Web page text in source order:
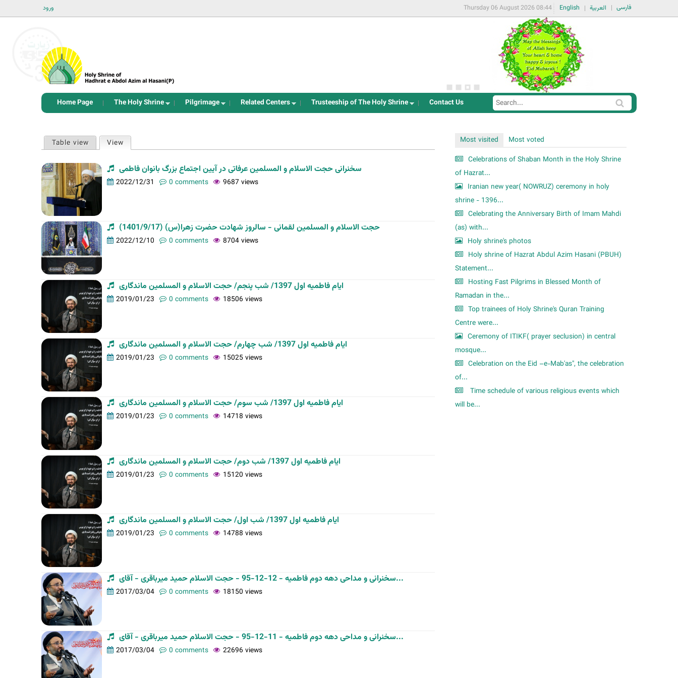
ورود فارسی العربية English
Thursday 06 August 2026 08:44
Home Page The Holy Shrine Pilgrimage Related Centers Trusteeship of The Holy Shrine Contact Us
S
a
c
f
o
r
S
e
r
c
i
m
a
r
y
t
a
b
s
Table view View
سخنرانی حجت الاسلام و المسلمین عرفاتی در آیین اجتماع بزرگ بانوان فاطمی
2022/12/31 0 comments 9687 views
حجت الاسلام و المسلمین لقمانی - سالروز شهادت حضرت زهرا(س) (1401/9/17)
2022/12/10 0 comments 8704 views
ایام فاطمیه اول 1397/ شب پنجم/ حجت الاسلام و المسلمین ماندگاری
2019/01/23 0 comments 18506 views
ایام فاطمیه اول 1397/ شب چهارم/ حجت الاسلام و المسلمین ماندگاری
2019/01/23 0 comments 15025 views
ایام فاطمیه اول 1397/ شب سوم/ حجت الاسلام و المسلمین ماندگاری
2019/01/23 0 comments 14718 views
ایام فاطمیه اول 1397/ شب دوم/ حجت الاسلام و المسلمین ماندگاری
2019/01/23 0 comments 15120 views
ایام فاطمیه اول 1397/ شب اول/ حجت الاسلام و المسلمین ماندگاری
2019/01/23 0 comments 14788 views
سخنرانی و مداحی دهه دوم فاطمیه - 12-12-95 - حجت الاسلام حمید میرباقری - آقای...
2017/03/04 0 comments 18150 views
سخنرانی و مداحی دهه دوم فاطمیه - 11-12-95 - حجت الاسلام حمید میرباقری - آقای...
2017/03/04 0 comments 22696 views
Most visited
Most voted
Celebrations of Shaban Month in the Holy Shrine
of Hazrat...
Iranian new year( NOWRUZ) ceremony in holy
shrine - 1396...
Celebrating the Anniversary Birth of Imam Mahdi
(as) with...
Holy shrine's photos
Holy shrine of Hazrat Abdul Azim Hasani (PBUH)
Statement...
Hosting Fast Pilgrims in Blessed Month of
Ramadan in the...
Top trainees of Holy Shrine's Quran Training
Centre were...
Ceremony of ITIKF( prayer seclusion) in central
mosque...
Celebration on the Eid –e-Mab'as", the celebration
of...
Time schedule of various religious events which
will be...